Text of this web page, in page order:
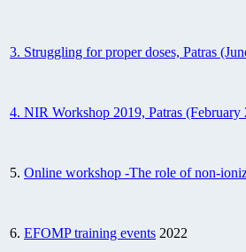
3. Struggling for proper doses, Patras
4. NIR Workshop 2019, Patras (February
5. Online workshop -The role of non-
6. EFOMP training events 2022